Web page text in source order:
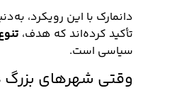
دانمارک با این رویکرد،
تأکید کرده‌اند که هدف،
سیاسی است.
وقتی شهرهای